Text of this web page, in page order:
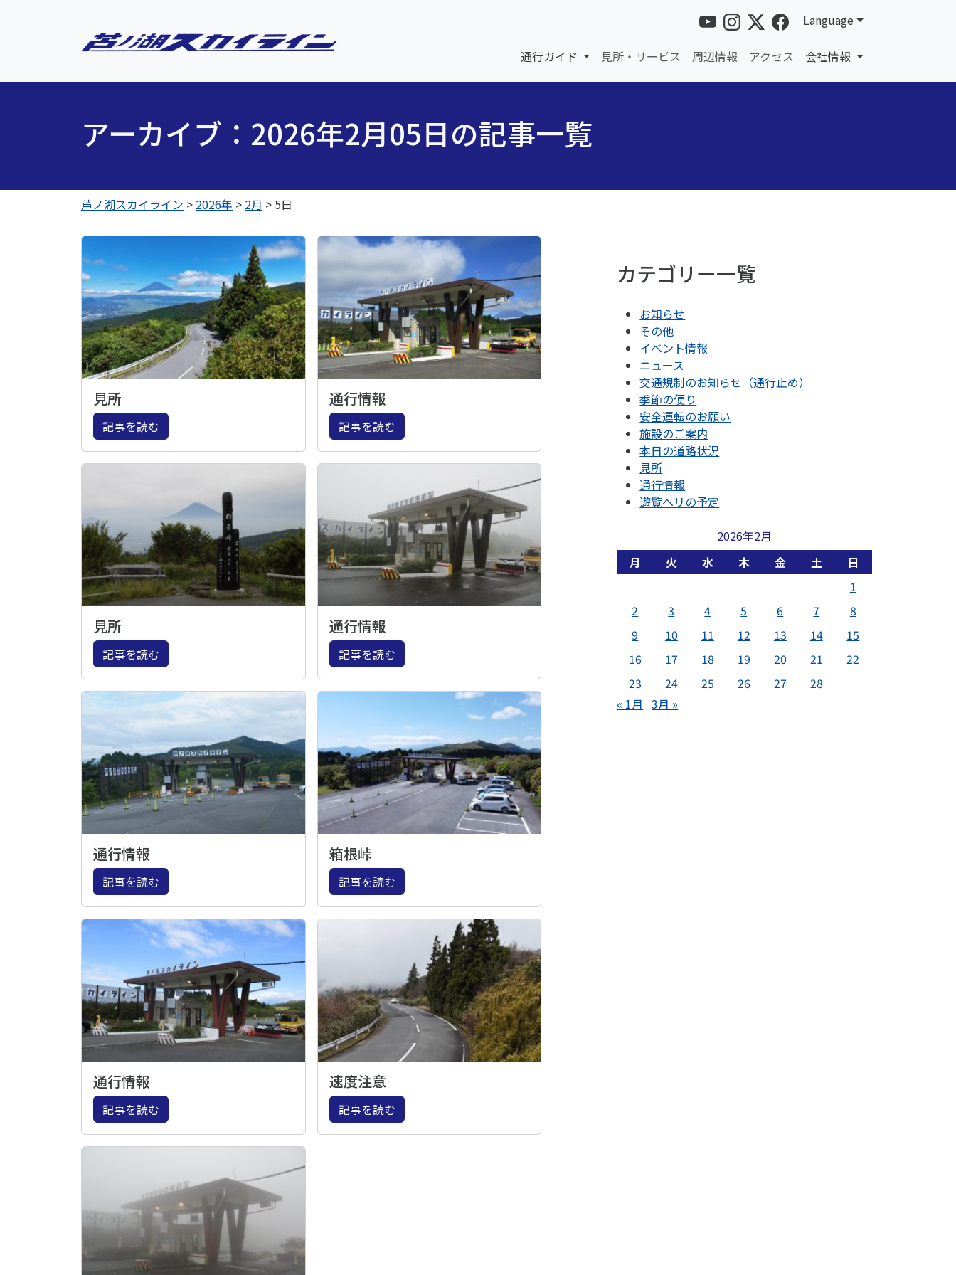
Language
通行ガイド 見所・サービス 周辺情報 アクセス 会社情報
アーカイブ：2026年2月05日の記事一覧
芦ノ湖スカイライン > 2026年 > 2月 > 5日
見所
記事を読む
通行情報
記事を読む
見所
記事を読む
通行情報
記事を読む
通行情報
記事を読む
箱根峠
記事を読む
通行情報
記事を読む
速度注意
記事を読む
カテゴリー一覧
お知らせ
その他
イベント情報
ニュース
交通規制のお知らせ（通行止め）
季節の便り
安全運転のお願い
施設のご案内
本日の道路状況
見所
通行情報
遊覧ヘリの予定
2026年2月
月
火 水 木 金 土
日
1
2
3 4 5 6 7
8
9
10 11 12 13 14
15
16
17 18 19 20 21
22
23
24 25 26 27
28
« 1月 3月 »